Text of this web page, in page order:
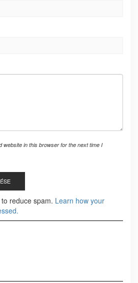
website in this browser for the next time I
reduce spam. Learn how your